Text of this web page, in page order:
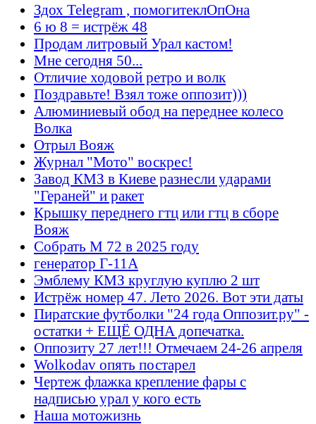
Здох Telegram , помогитеклОпОна
6 ю 8 = истрёж 48
Продам литровый Урал кастом!
Мне сегодня 50...
Отличие ходовой ретро и волк
Поздравьте! Взял тоже оппозит)))
Алюминиевый обод на переднее колесо
Волка
Отрыл Вояж
Журнал "Мото" воскрес!
Завод КМЗ в Киеве разнесли ударами
"Гераней" и ракет
Крышку переднего гтц или гтц в сборе
Вояж
Собрать М 72 в 2025 году
генератор Г-11А
Эмблему КМЗ круглую куплю 2 шт
Истрёж номер 47. Лето 2026. Вот эти даты
Пиратские футболки "24 года Оппозит.ру" -
остатки + ЕЩЁ ОДНА допечатка.
Оппозиту 27 лет!!! Отмечаем 24-26 апреля
Wolkodav опять постарел
Чертеж флажка крепление фары с
надписью урал у кого есть
Наша мотожизнь